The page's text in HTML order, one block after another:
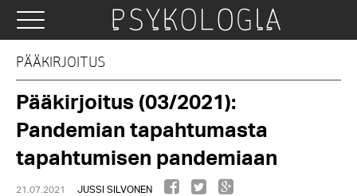
PÄÄKIRJOITUS
Pääkirjoitus (03/2021):
Pandemian tapahtumasta
tapahtumisen pandemiaan
21.07.2021 JUSSI SILVONEN